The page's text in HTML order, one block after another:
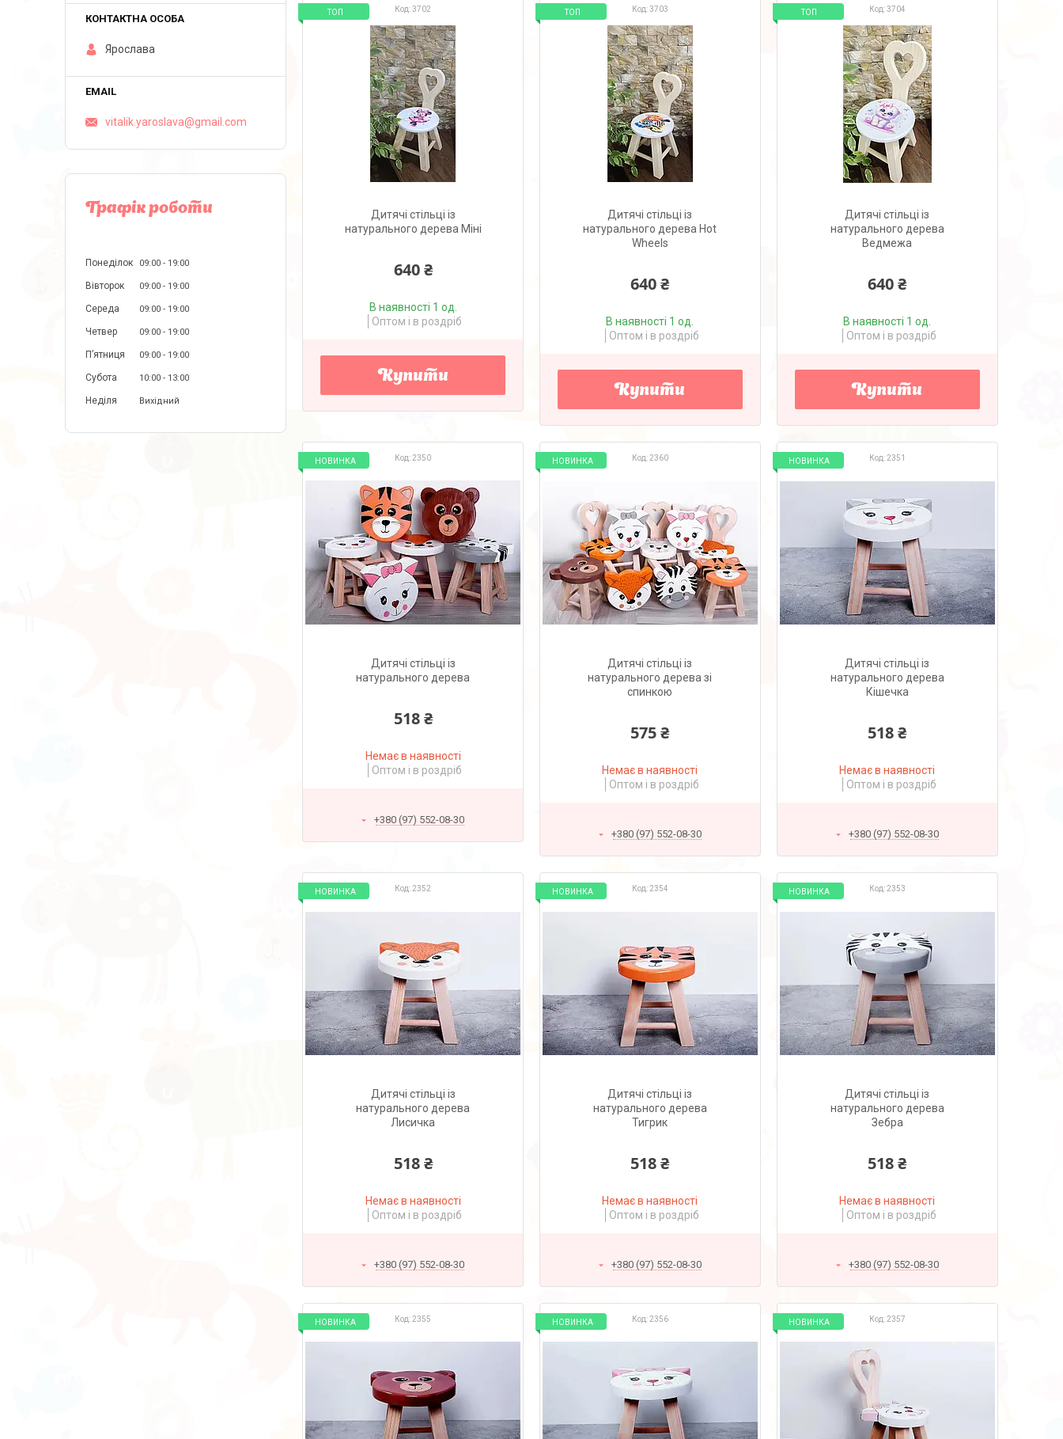
3702
ТОП
Дитячі стільці із
натурального дерева Міні
640 ₴
В наявності 1 од.
Оптом і в роздріб
Купити
3703
ТОП
Дитячі стільці із
натурального дерева Hot
Wheels
640 ₴
В наявності 1 од.
Оптом і в роздріб
Купити
3704
ТОП
Дитячі стільці із
натурального дерева
Ведмежа
640 ₴
В наявності 1 од.
Оптом і в роздріб
Купити
2350
НОВИНКА
Дитячі стільці із
натурального дерева
518 ₴
Немає в наявності
Оптом і в роздріб
+380 (97) 552-08-30
2360
НОВИНКА
Дитячі стільці із
натурального дерева зі
спинкою
575 ₴
Немає в наявності
Оптом і в роздріб
+380 (97) 552-08-30
2351
НОВИНКА
Дитячі стільці із
натурального дерева
Кішечка
518 ₴
Немає в наявності
Оптом і в роздріб
+380 (97) 552-08-30
2352
НОВИНКА
Дитячі стільці із
натурального дерева
Лисичка
518 ₴
Немає в наявності
Оптом і в роздріб
+380 (97) 552-08-30
2354
НОВИНКА
Дитячі стільці із
натурального дерева
Тигрик
518 ₴
Немає в наявності
Оптом і в роздріб
+380 (97) 552-08-30
2353
НОВИНКА
Дитячі стільці із
натурального дерева
Зебра
518 ₴
Немає в наявності
Оптом і в роздріб
+380 (97) 552-08-30
2355
НОВИНКА 2356
НОВИНКА 2357
НОВИНКА
Ярослава
vitalik.yaroslava@gmail.com
Графік роботи
Понеділок 09:00 19:00
Вівторок 09:00 19:00
Середа 09:00 19:00
Четвер 09:00 19:00
Пʼятниця 09:00 19:00
Субота 10:00 13:00
Неділя Вихідний